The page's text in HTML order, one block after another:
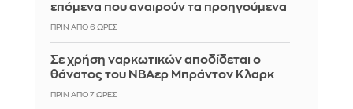
επόμενα που αναιρούν τα προηγούμενα
ΠΡΙΝ ΑΠΌ 6 ΏΡΕΣ
Σε χρήση ναρκωτικών αποδίδεται ο
θάνατος του ΝΒΑερ Μπράντον Κλαρκ
ΠΡΙΝ ΑΠΌ 7 ΏΡΕΣ